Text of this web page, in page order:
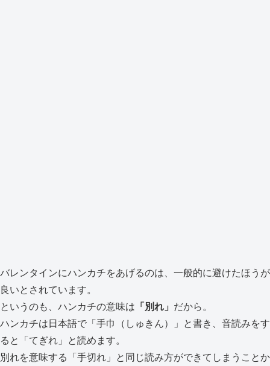
バレンタインにハンカチをあげるのは、一般的に避けたほうが
良いとされています。
というのも、ハンカチの意味は 「別れ」 だから。
ハンカチは日本語で「手巾（しゅきん）」と書き、音読みをす
ると「てぎれ」と読めます。
別れを意味する「手切れ」と同じ読み方ができてしまうことか